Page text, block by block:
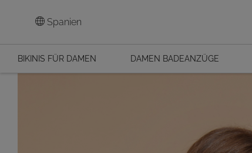
Spanien
BIKINIS FÜR DAMEN DAMEN BADEANZÜGE